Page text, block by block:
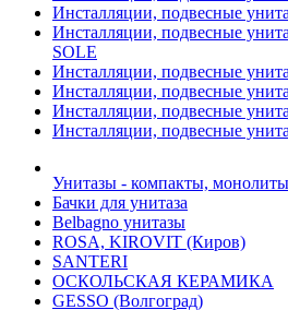
Инсталляции, подвесные
Инсталляции, подвесные
SOLE
Инсталляции, подвесные
Инсталляции, подвесные
Инсталляции, подвесные
Инсталляции, подвесные
Унитазы - компакты,
Бачки для унитаза
Belbagno унитазы
ROSA, KIROVIT (Киров)
SANTERI
ОСКОЛЬСКАЯ КЕРАМИКА
GESSO (Волгоград)